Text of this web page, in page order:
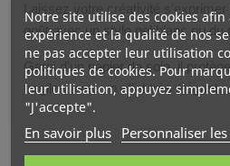
Laissez votre créativité s'exprimer
goût avec unstylo gel blanc ou du
Garni d'un papier de soie, il
fragiles avec un effet très élégant.
Notre site utilise des cookies
expérience et la qualité de nos
ne pas accepter leur utilisation
politiques de cookies. Pour
leur utilisation, appuyez
"J'accepte".
En savoir plus Personnaliser